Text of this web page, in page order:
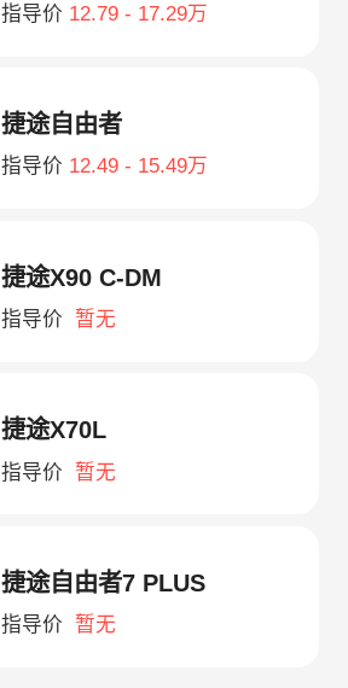
指导价 12.79 - 17.29万
捷途自由者
指导价 12.49 - 15.49万
捷途X90 C-DM
指导价 暂无
捷途X70L
指导价 暂无
捷途自由者7 PLUS
指导价 暂无